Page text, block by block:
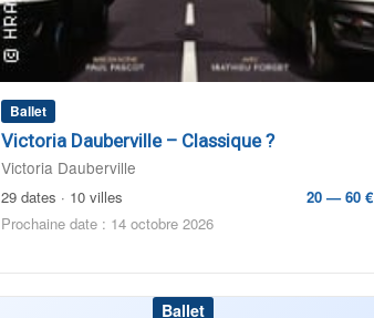
Ballet
Victoria Dauberville – Classique ?
Victoria Dauberville
29 dates · 10 villes
20 — 60 €
Prochaine date : 14 octobre 2026
Ballet